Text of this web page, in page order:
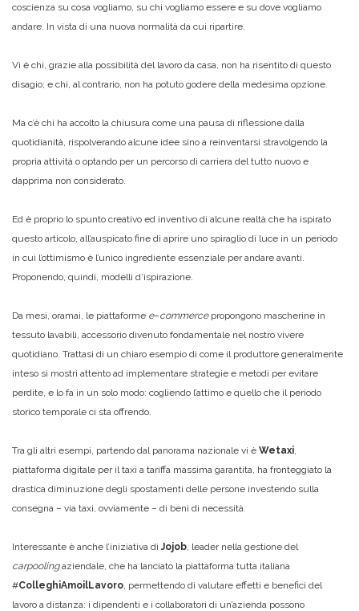
coscienza su cosa vogliamo, su chi vogliamo essere e su dove vogliamo
andare. In vista di una nuova normalità da cui ripartire.
Vi è chi, grazie alla possibilità del lavoro da casa, non ha risentito di questo
disagio; e chi, al contrario, non ha potuto godere della medesima opzione.
Ma c’è chi ha accolto la chiusura come una pausa di riflessione dalla
quotidianità, rispolverando alcune idee sino a reinventarsi stravolgendo la
propria attività o optando per un percorso di carriera del tutto nuovo e
dapprima non considerato.
Ed è proprio lo spunto creativo ed inventivo di alcune realtà che ha ispirato
questo articolo, all’auspicato fine di aprire uno spiraglio di luce in un periodo
in cui l’ottimismo è l’unico ingrediente essenziale per andare avanti.
Proponendo, quindi, modelli d’ispirazione.
Da mesi, oramai, le piattaforme e–commercepropongono mascherine in
tessuto lavabili, accessorio divenuto fondamentale nel nostro vivere
quotidiano. Trattasi di un chiaro esempio di come il produttore generalmente
inteso si mostri attento ad implementare strategie e metodi per evitare
perdite, e lo fa in un solo modo: cogliendo l’attimo e quello che il periodo
storico temporale ci sta offrendo.
Tra gli altri esempi, partendo dal panorama nazionale vi è Wetaxi,
piattaforma digitale per il taxi a tariffa massima garantita, ha fronteggiato la
drastica diminuzione degli spostamenti delle persone investendo sulla
consegna – via taxi, ovviamente – di beni di necessità.
Interessante è anche l’iniziativa diJojob, leader nella gestione del
carpoolingaziendale, che ha lanciato la piattaforma tutta italiana
#ColleghiAmoilLavoro, permettendo di valutare effetti e benefici del
lavoro a distanza: i dipendenti e i collaboratori di un’azienda possono